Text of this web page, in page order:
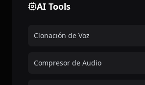
AI Tools
Clonación de Voz
Compresor de Audio